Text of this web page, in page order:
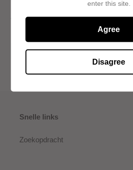
Winter Gold.
DELENDELEN TWITTER
TWITTER
Snelle links
Zoekopdracht
enter this site.
Agree
Disagree